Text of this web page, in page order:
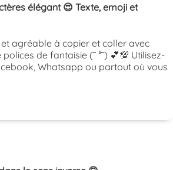
élégant 😍 Texte, emoji et
agréable à copier et coller avec
de fantaisie (˘ ³˘) 💕💯 Utilisez-
Whatsapp ou partout où vous